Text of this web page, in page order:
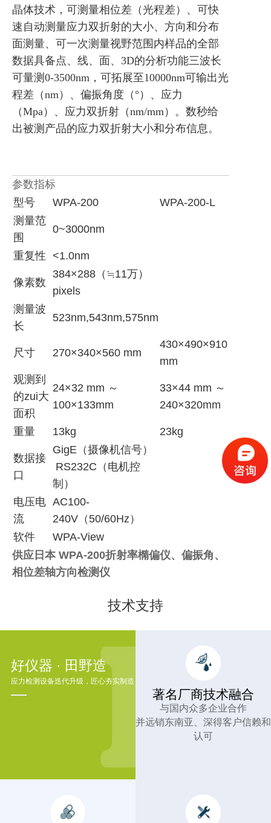
晶体技术，可测量相位差（光程差）、 可快
速自动测量应力双折射的大小、方向和分布
面测量、可一次测量视野范围内样品的全部
数据具备点、线、面、3D的分析功能三波长
可量测0-3500nm，可拓展至10000nm可输出光
程差（nm）、偏振角度（°）、应力
（Mpa）、应力双折射（nm/mm） 。数秒给
出被测产品的应力双折射大小和分布信息。
参数指标
型号
WPA-200
WPA-200-L
测量范
围
0~3000nm
重复性 <1.0nm
像素数
384×288（≒11万）
pixels
测量波
长
523nm,543nm,575nm
尺寸 270×340×560 mm
430×490×910
mm
观测到
的zui大
面积
24×32 mm ～
100×133mm
33×44 mm ～
240×320mm
重量 13kg 23kg
数据接
口
GigE（摄像机信号）
RS232C（电机控
制）
电压电
流
AC100-
240V（50/60Hz）
软件
WPA-View
供应日本 WPA-200折射率橢偏仪、偏振角、
相位差轴方向检测仪
技术支持
好仪器 · 田野造
应力检测设备迭代升级，匠心夯实制造
著名厂商技术融合
与国内众多企业合作
并远销东南亚、深得客户信赖和
认可